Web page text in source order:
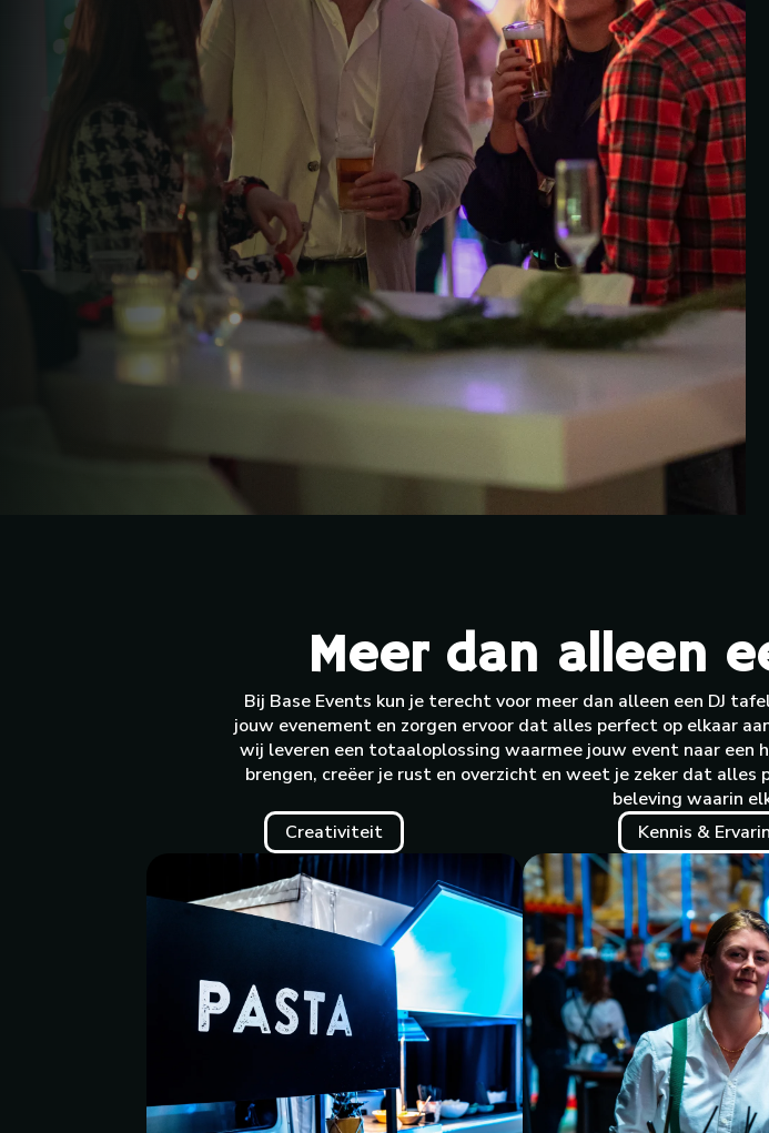
Meer dan alleen
Bij Base Events kun je terecht voor meer dan alleen een DJ
jouw evenement en zorgen ervoor dat alles perfect op elkaar
wij leveren een totaaloplossing waarmee jouw event naar
brengen, creëer je rust en overzicht en weet je zeker dat
beleving waarin
Creativiteit
Kennis &